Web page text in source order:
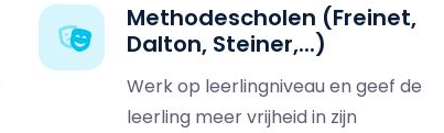
Methodescholen (Freinet,
Dalton, Steiner,...)
Werk op leerlingniveau en geef de
leerling meer vrijheid in zijn